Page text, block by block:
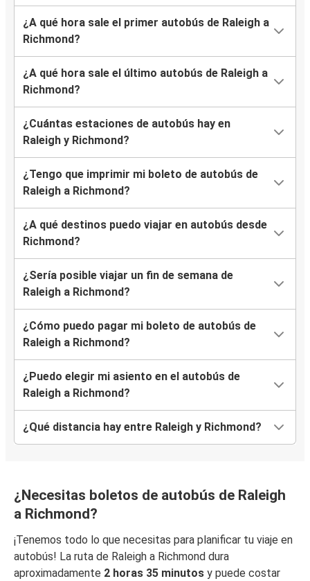
¿A qué hora sale el primer autobús de Raleigh a
Richmond?
¿A qué hora sale el último autobús de Raleigh a
Richmond?
¿Cuántas estaciones de autobús hay en
Raleigh y Richmond?
¿Tengo que imprimir mi boleto de autobús de
Raleigh a Richmond?
¿A qué destinos puedo viajar en autobús desde
Richmond?
¿Sería posible viajar un fin de semana de
Raleigh a Richmond?
¿Cómo puedo pagar mi boleto de autobús de
Raleigh a Richmond?
¿Puedo elegir mi asiento en el autobús de
Raleigh a Richmond?
¿Qué distancia hay entre Raleigh y Richmond?
¿Necesitas boletos de autobús de Raleigh
a Richmond?
¡Tenemos todo lo que necesitas para planificar tu viaje en
autobús! La ruta de Raleigh a Richmond dura
aproximadamente 2 horas 35 minutos y puede costar